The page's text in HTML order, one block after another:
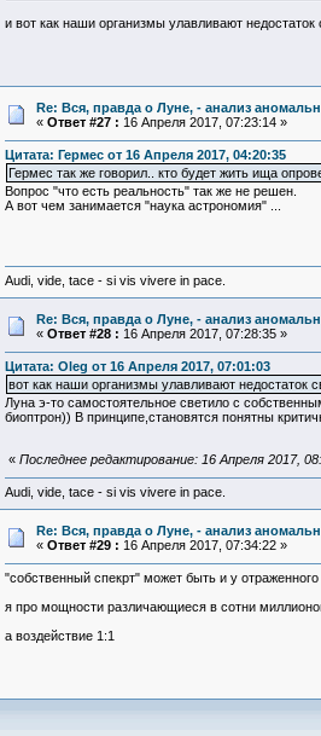
и вот как наши организмы улавливают
Re: Вся, правда о Луне, - анализ
« Ответ #27 : 16 Апреля 2017, 07:23:14 »
Цитата: Гермес от 16 Апреля 2017, 04:20:35
Гермес так же говорил.. кто будет жить ища
Вопрос "что есть реальность" так же не решен.
А вот чем занимается "наука астрономия" ...
Audi, vide, tace - si vis vivere in pace.
Re: Вся, правда о Луне, - анализ
« Ответ #28 : 16 Апреля 2017, 07:28:35 »
Цитата: Oleg от 16 Апреля 2017, 07:01:03
вот как наши организмы улавливают недостаток
Луна э-то самостоятельное светило с
биоптрон)) В принципе,становятся понятны
« Последнее редактирование: 16 Апреля 2017,
Audi, vide, tace - si vis vivere in pace.
Re: Вся, правда о Луне, - анализ
« Ответ #29 : 16 Апреля 2017, 07:34:22 »
"собственный спекрт" может быть и у отраженного
я про мощности различающиеся в сотни
а воздействие 1:1